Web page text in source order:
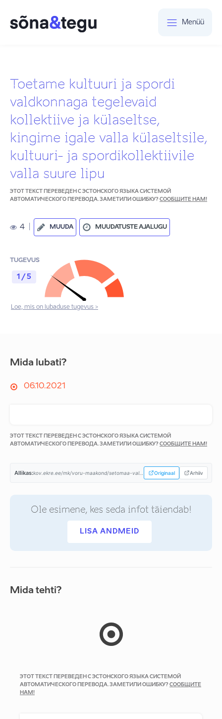
Menüü
Toetame kultuuri ja spordi
valdkonnaga tegelevaid
kollektiive ja külaseltse,
kingime igale valla külaseltsile,
kultuuri- ja spordikollektiivile
valla suure lipu
ЭТОТ ТЕКСТ ПЕРЕВЕДЕН С ЭСТОНСКОГО ЯЗЫКА СИСТЕМОЙ
АВТОМАТИЧЕСКОГО ПЕРЕВОДА. ЗАМЕТИЛИ ОШИБКУ? СООБЩИТЕ НАМ!
4 MUUDA MUUDATUSTE AJALUGU
TUGEVUS
1 / 5
Loe, mis on lubaduse tugevus >
Mida lubati?
06.10.2021
ЭТОТ ТЕКСТ ПЕРЕВЕДЕН С ЭСТОНСКОГО ЯЗЫКА СИСТЕМОЙ
АВТОМАТИЧЕСКОГО ПЕРЕВОДА. ЗАМЕТИЛИ ОШИБКУ? СООБЩИТЕ НАМ!
Allikas: kov.ekre.ee/mk/voru-maakond/setomaa-vald/programm... Originaal Arhiiv
Ole esimene, kes seda infot täiendab!
LISA ANDMEID
Mida tehti?
ЭТОТ ТЕКСТ ПЕРЕВЕДЕН С ЭСТОНСКОГО ЯЗЫКА СИСТЕМОЙ
АВТОМАТИЧЕСКОГО ПЕРЕВОДА. ЗАМЕТИЛИ ОШИБКУ? СООБЩИТЕ
НАМ!